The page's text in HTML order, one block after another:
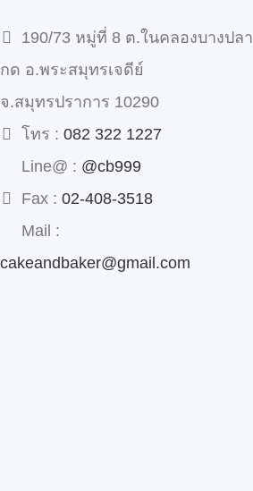
190/73 หมู่ที่ 8 ต.ในคลองบางปลา
กด อ.พระสมุทรเจดีย์
จ.สมุทรปราการ 10290
โทร : 082 322 1227
Line@ : @cb999
Fax : 02-408-3518
Mail :
cakeandbaker@gmail.com